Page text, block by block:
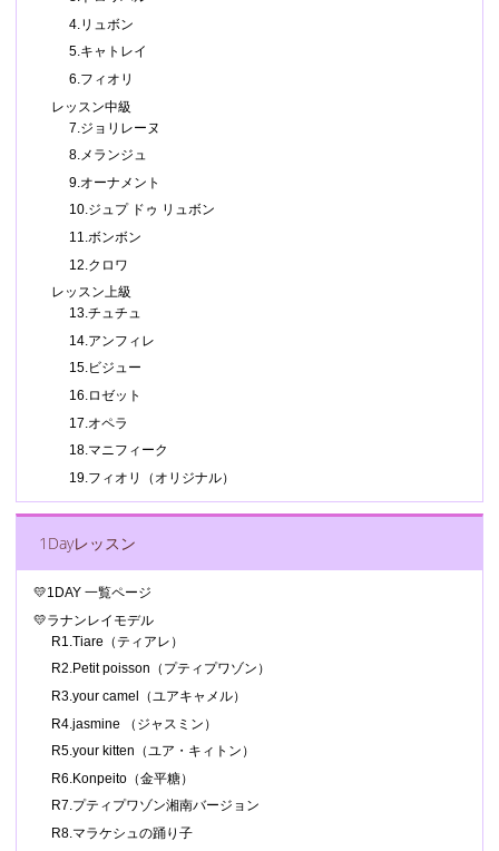
4.リュボン
5.キャトレイ
6.フィオリ
レッスン中級
7.ジョリレーヌ
8.メランジュ
9.オーナメント
10.ジュプ ドゥ リュボン
11.ボンボン
12.クロワ
レッスン上級
13.チュチュ
14.アンフィレ
15.ビジュー
16.ロゼット
17.オペラ
18.マニフィーク
19.フィオリ（オリジナル）
1Dayレッスン
💛1DAY 一覧ページ
💛ラナンレイモデル
R1.Tiare（ティアレ）
R2.Petit poisson（プティプワゾン）
R3.your camel（ユアキャメル）
R4.jasmine （ジャスミン）
R5.your kitten（ユア・キィトン）
R6.Konpeito（金平糖）
R7.プティプワゾン湘南バージョン
R8.マラケシュの踊り子